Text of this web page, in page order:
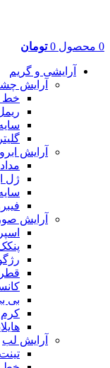
0 محصول 0 تومان
آرایشی و گریم
آرایش
خط
گلیتر
آرایش ابرو
ژل
آرایش
بی
آرایش لب